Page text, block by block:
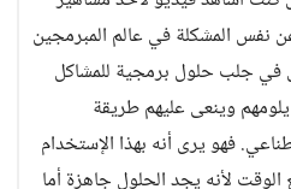
نفس المشكلة في عالم المبرمجين
في جلب حلول برمجية للمشاكل
وينعى عليهم طريقة
فهو يرى أنه بهذا الإستخدام
لأنه يجد الحلول جاهزة أما